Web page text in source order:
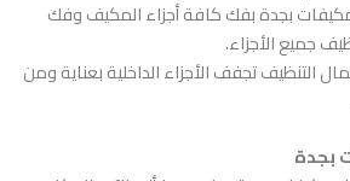
بجدةبفك كافة أجزاء المكيف وفك
جميع الأجزاء.
التنظيف تجفف الأجزاء الداخلية بعناية ومن
بجدة